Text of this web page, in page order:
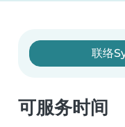
联络
可服务时间